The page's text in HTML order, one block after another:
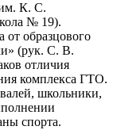
К. С.
№ 19).
от образцового
(рук. С. В.
отличия
комплекса ГТО.
школьники,
спорта.